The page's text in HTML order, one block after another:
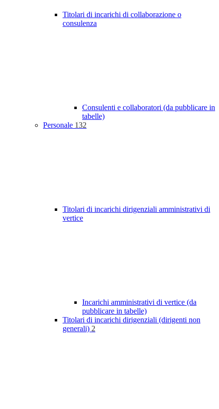
Titolari di incarichi di collaborazione o
consulenza
Consulenti e collaboratori (da pubblicare in
tabelle)
Personale 132
Titolari di incarichi dirigenziali amministrativi di
vertice
Incarichi amministrativi di vertice (da
pubblicare in tabelle)
Titolari di incarichi dirigenziali (dirigenti non
generali) 2